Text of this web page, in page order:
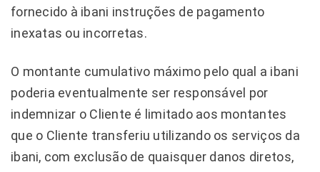
fornecido à ibani instruções de pagamento
inexatas ou incorretas.
O montante cumulativo máximo pelo qual a ibani
poderia eventualmente ser responsável por
indemnizar o Cliente é limitado aos montantes
que o Cliente transferiu utilizando os serviços da
ibani, com exclusão de quaisquer danos diretos,